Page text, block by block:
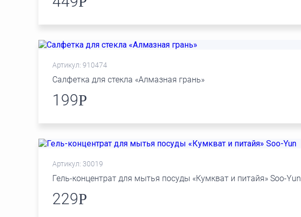
Артикул: 910474
Салфетка для стекла «Алмазная грань»
199Р
Артикул: 30019
Гель-концентрат для мытья посуды «Кумкват и питайя» Soo-Yun
229Р